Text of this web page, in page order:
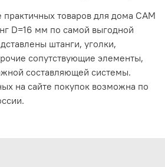
практичных товаров для дома САМ
D=16 мм по самой выгодной
штанги, уголки,
сопутствующие элементы,
составляющей системы.
на сайте покупок возможна по